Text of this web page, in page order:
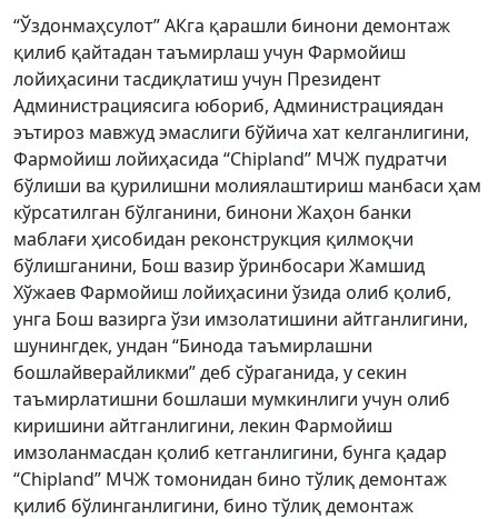
“Ўздонмаҳсулот” АКга қарашли бинони демонтаж
қилиб қайтадан таъмирлаш учун Фармойиш
лойиҳасини тасдиқлатиш учун Президент
Администрациясига юбориб, Администрациядан
эътироз мавжуд эмаслиги бўйича хат келганлигини,
Фармойиш лойиҳасида “Сhipland” МЧЖ пудратчи
бўлиши ва қурилишни молиялаштириш манбаси ҳам
кўрсатилган бўлганини, бинони Жаҳон банки
маблағи ҳисобидан реконструкция қилмоқчи
бўлишганини, Бош вазир ўринбосари Жамшид
Хўжаев Фармойиш лойиҳасини ўзида олиб қолиб,
унга Бош вазирга ўзи имзолатишини айтганлигини,
шунингдек, ундан “Бинода таъмирлашни
бошлайверайликми” деб сўраганида, у секин
таъмирлатишни бошлаши мумкинлиги учун олиб
киришини айтганлигини, лекин Фармойиш
имзоланмасдан қолиб кетганлигини, бунга қадар
“Сhipland” МЧЖ томонидан бино тўлиқ демонтаж
қилиб бўлинганлигини, бино тўлиқ демонтаж